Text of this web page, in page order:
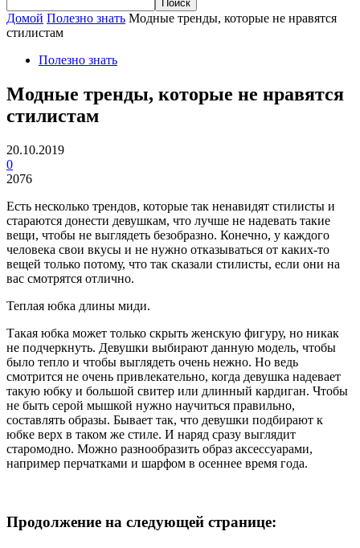
Домой Полезно знать Модные тренды, которые не нравятся
стилистам
Полезно знать
Модные тренды, которые не нравятся
стилистам
20.10.2019
0
2076
Есть несколько трендов, которые так ненавидят стилисты и
стараются донести девушкам, что лучше не надевать такие
вещи, чтобы не выглядеть безобразно. Конечно, у каждого
человека свои вкусы и не нужно отказываться от каких-то
вещей только потому, что так сказали стилисты, если они на
вас смотрятся отлично.
Теплая юбка длины миди.
Такая юбка может только скрыть женскую фигуру, но никак
не подчеркнуть. Девушки выбирают данную модель, чтобы
было тепло и чтобы выглядеть очень нежно. Но ведь
смотрится не очень привлекательно, когда девушка надевает
такую юбку и большой свитер или длинный кардиган. Чтобы
не быть серой мышкой нужно научиться правильно,
составлять образы. Бывает так, что девушки подбирают к
юбке верх в таком же стиле. И наряд сразу выглядит
старомодно. Можно разнообразить образ аксессуарами,
например перчатками и шарфом в осеннее время года.
Продолжение на следующей странице: